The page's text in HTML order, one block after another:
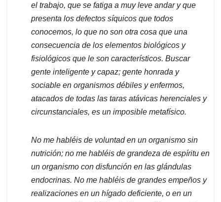
el trabajo, que se fatiga a muy leve andar y que
presenta los defectos síquicos que todos
conocemos, lo que no son otra cosa que una
consecuencia de los elementos biológicos y
fisiológicos que le son característicos. Buscar
gente inteligente y capaz; gente honrada y
sociable en organismos débiles y enfermos,
atacados de todas las taras atávicas herenciales y
circunstanciales, es un imposible metafísico.
No me habléis de voluntad en un organismo sin
nutrición; no me habléis de grandeza de espíritu en
un organismo con disfunción en las glándulas
endocrinas. No me habléis de grandes empeños y
realizaciones en un hígado deficiente, o en un